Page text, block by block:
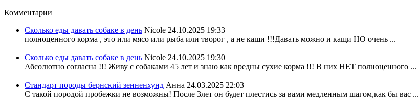
Комментарии
Сколько еды давать собаке в день Nicole 24.10.2025 19:33
полноценного корма , это или мясо или рыба или творог , а не каши !!!Давать можно и кащи НО очень ...
Сколько еды давать собаке в день Nicole 24.10.2025 19:30
Абсолютно согласна !!! Живу с собаками 45 лет и знаю как вредны сухие корма !!! В них НЕТ полноценного ...
Стандарт породы бернский зенненхунд Анна 24.03.2025 22:03
С такой породой пробежки не возможны! После 3лет он будет плестись за вами медленным шагом,как бы вас ...